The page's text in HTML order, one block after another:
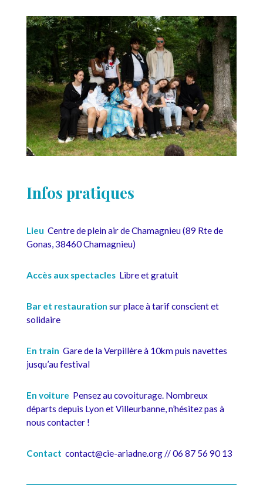
Infos pratiques
Lieu Centre de plein air de Chamagnieu (89 Rte de
Gonas, 38460 Chamagnieu)
Accès aux spectacles Libre et gratuit
Bar et restauration sur place à tarif conscient et
solidaire
En train Gare de la Verpillère à 10km puis navettes
jusqu’au festival
En voiture Pensez au covoiturage. Nombreux
départs depuis Lyon et Villeurbanne, n’hésitez pas à
nous contacter !
Contact contact@cie-ariadne.org // 06 87 56 90 13